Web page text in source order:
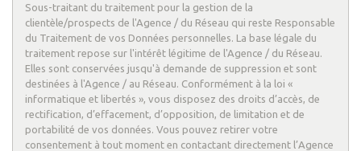
Nombre d'habitants
Propriétaires (vs. locataires)
39,95 %
Taxe habitation
21,23 %
Taxe foncière
29,43 %
Habitants de moins de 25 ans
33,25 %
Habitants de 25 à 55 ans
38,85 %
Sous-traitant du traitement pour la gestion de la
clientèle/prospects de l'Agence / du Réseau qui reste Responsable
du Traitement de vos Données personnelles. La base légale du
traitement repose sur l'intérêt légitime de l'Agence / du Réseau.
Elles sont conservées jusqu'à demande de suppression et sont
destinées à l'Agence / au Réseau. Conformément à la loi «
informatique et libertés », vous disposez des droits d’accès, de
rectification, d’effacement, d’opposition, de limitation et de
portabilité de vos données. Vous pouvez retirer votre
consentement à tout moment en contactant directement l’Agence